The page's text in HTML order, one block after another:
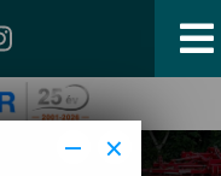
×
−